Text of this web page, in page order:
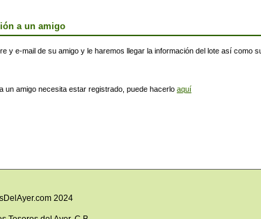
a un amigo
y e-mail de su amigo y le haremos llegar la información del lote así como
un amigo necesita estar registrado, puede hacerlo aquí
2024